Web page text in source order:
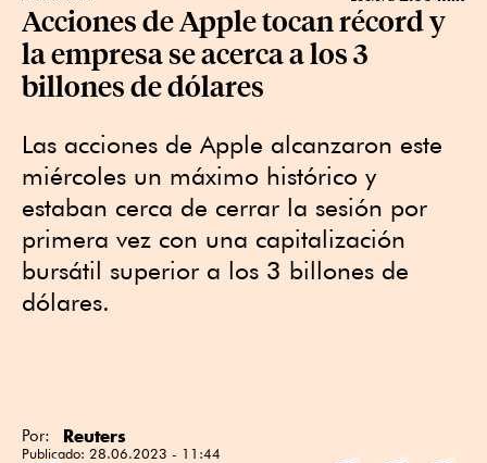
Acciones de Apple tocan récord y
la empresa se acerca a los 3
billones de dólares
Las acciones de Apple alcanzaron este
miércoles un máximo histórico y
estaban cerca de cerrar la sesión por
primera vez con una capitalización
bursátil superior a los 3 billones de
dólares.
Por: Reuters
Publicado: 28.06.2023 - 11:44